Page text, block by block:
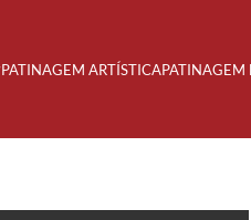
PATINAGEM ARTÍSTICAPATINAGEM